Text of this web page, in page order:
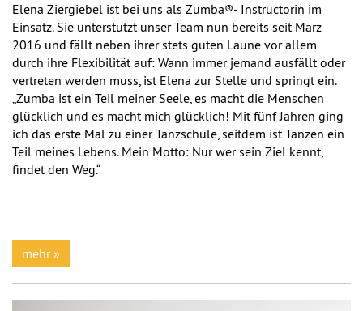
Elena Ziergiebel ist bei uns als Zumba®- Instructorin im
Einsatz. Sie unterstützt unser Team nun bereits seit März
2016 und fällt neben ihrer stets guten Laune vor allem
durch ihre Flexibilität auf: Wann immer jemand ausfällt oder
vertreten werden muss, ist Elena zur Stelle und springt ein.
„Zumba ist ein Teil meiner Seele, es macht die Menschen
glücklich und es macht mich glücklich! Mit fünf Jahren ging
ich das erste Mal zu einer Tanzschule, seitdem ist Tanzen ein
Teil meines Lebens. Mein Motto: Nur wer sein Ziel kennt,
findet den Weg.“
mehr »